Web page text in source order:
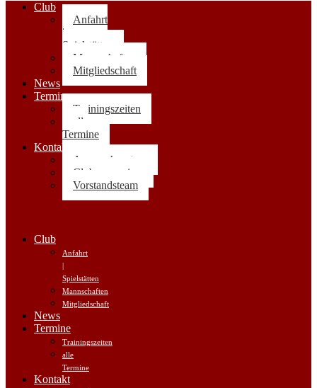
Club
Anfahrt
|
Spielstätten
Mannschaften
Mitgliedschaft
News
Termine
Trainingszeiten
alle
Termine
Kontakt
Ansprechpartner
Clubwegweiser
Vorstandsteam
Club
Anfahrt
|
Spielstätten
Mannschaften
Mitgliedschaft
News
Termine
Trainingszeiten
alle
Termine
Kontakt